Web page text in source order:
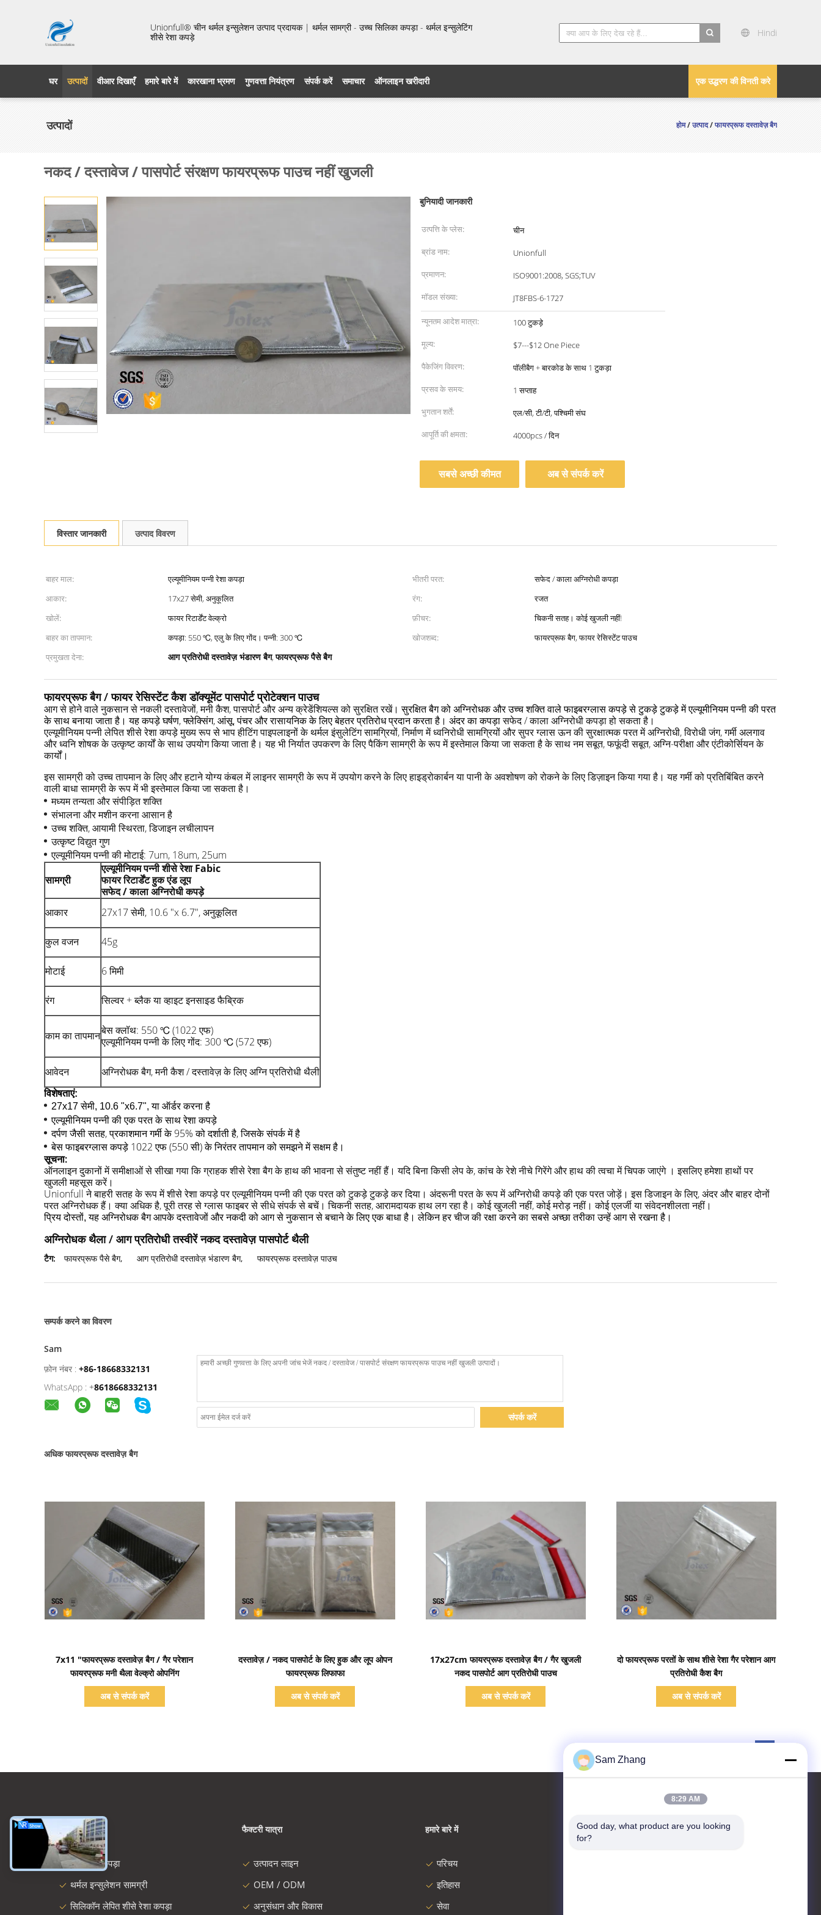
Unionfull® चीन थर्मल इन्सुलेशन उत्पाद प्रदायक | थर्मल सामग्री - उच्च सिलिका कपड़ा - थर्मल इन्सुलेटिंग
शीसे रेशा कपड़े
Hindi
एक उद्धरण की विनती करे
घर उत्पादों वीआर दिखाएँ हमारे बारे में कारखाना भ्रमण गुणवत्ता नियंत्रण संपर्क करें समाचार ऑनलाइन खरीदारी
उत्पादों होम/उत्पाद/फायरप्रूफ दस्तावेज़ बैग
नकद / दस्तावेज / पासपोर्ट संरक्षण फायरप्रूफ पाउच नहीं खुजली
बुनियादी जानकारी
उत्पत्ति के प्लेस:
चीन
ब्रांड नाम:
Unionfull
प्रमाणन:
ISO9001:2008, SGS;TUV
मॉडल संख्या:
JT8FBS-6-1727
न्यूनतम आदेश मात्रा:
100 टुकड़े
मूल्य:
$7---$12 One Piece
पैकेजिंग विवरण:
पॉलीबैग + बारकोड के साथ 1 टुकड़ा
प्रसव के समय:
1 सप्ताह
भुगतान शर्तें:
एल/सी, टी/टी, पश्चिमी संघ
आपूर्ति की क्षमता:
4000pcs / दिन
सबसे अच्छी कीमत अब से संपर्क करें
विस्तार जानकारी उत्पाद विवरण
बाहर माल: एल्यूमीनियम पन्नी रेशा कपड़ा भीतरी परत:
सफेद / काला अग्निरोधी कपड़ा
आकार:
17x27 सेमी, अनुकूलित रंग:
रजत
खोलें:
फायर रिटार्डेंट वेल्क्रो फ़ीचर:
चिकनी सतह। कोई खुजली नहीं!
बाहर का तापमान:
कपड़ा: 550 ℃, एलु के लिए गोंद। पन्नी: 300 ℃ खोजशब्द:
फायरप्रूफ बैग, फायर रेसिस्टेंट पाउच
प्रमुखता देना:
आग प्रतिरोधी दस्तावेज़ भंडारण बैग,फायरप्रूफ पैसे बैग
फायरप्रूफ बैग / फायर रेसिस्टेंट कैश डॉक्यूमेंट पासपोर्ट प्रोटेक्शन पाउच
आग से होने वाले नुकसान से नकली दस्तावेजों, मनी कैश, पासपोर्ट और अन्य क्रेडेंशियल्स को सुरक्षित रखें। सुरक्षित बैग को अग्निरोधक और उच्च शक्ति वाले फाइबरग्लास कपड़े से टुकड़े टुकड़े में एल्यूमीनियम पन्नी की परत
के साथ बनाया जाता है। यह कपड़े घर्षण, फ्लेक्सिंग, आंसू, पंचर और रासायनिक के लिए बेहतर प्रतिरोध प्रदान करता है। अंदर का कपड़ासफेद / काला अग्निरोधी कपड़ा हो सकता है।
एल्यूमीनियम पन्नी लेपित शीसे रेशा कपड़े मुख्य रूप से भाप हीटिंग पाइपलाइनों के थर्मल इंसुलेटिंग सामग्रियों, निर्माण में ध्वनिरोधी सामग्रियों और सुपर ग्लास ऊन की सुरक्षात्मक परत में अग्निरोधी, विरोधी जंग, गर्मी अलगाव
और ध्वनि शोषक के उत्कृष्ट कार्यों के साथ उपयोग किया जाता है। यह भी निर्यात उपकरण के लिए पैकिंग सामग्री के रूप में इस्तेमाल किया जा सकता है के साथ नम सबूत, फफूंदी सबूत, अग्नि-परीक्षा और एंटीकोर्सियन के
कार्यों।
इस सामग्री को उच्च तापमान के लिए और हटाने योग्य कंबल में लाइनर सामग्री के रूप में उपयोग करने के लिए हाइड्रोकार्बन या पानी के अवशोषण को रोकने के लिए डिज़ाइन किया गया है। यह गर्मी को प्रतिबिंबित करने
वाली बाधा सामग्री के रूप में भी इस्तेमाल किया जा सकता है।
मध्यम तन्यता और संपीड़ित शक्ति
संभालना और मशीन करना आसान है
उच्च शक्ति, आयामी स्थिरता, डिजाइन लचीलापन
उत्कृष्ट विद्युत गुण
एल्यूमीनियम पन्नी की मोटाई: 7um, 18um, 25um
सामग्री
एल्यूमीनियम पन्नी शीसे रेशा Fabic
फायर रिटार्डेंट हुक एंड लूप
सफेद / काला अग्निरोधी कपड़े
आकार
27x17 सेमी, 10.6 "x 6.7", अनुकूलित
कुल वजन 45g
मोटाई 6 मिमी
रंग सिल्वर + ब्लैक या व्हाइट इनसाइड फैब्रिक
काम का तापमानबेस क्लॉथ: 550 ℃ (1022 एफ)
एल्यूमीनियम पन्नी के लिए गोंद: 300 ℃ (572 एफ)
आवेदन अग्निरोधक बैग, मनी कैश / दस्तावेज़ के लिए अग्नि प्रतिरोधी थैली
विशेषताएं:
27x17 सेमी, 10.6 "x6.7", या ऑर्डर करना है
एल्यूमीनियम पन्नी की एक परत के साथ रेशा कपड़े
दर्पण जैसी सतह, प्रकाशमान गर्मी के 95% को दर्शाती है, जिसके संपर्क में है
बेस फाइबरग्लास कपड़े 1022 एफ (550 सी) केनिरंतर तापमान कोसमझनेमें सक्षम है।
सूचना:
ऑनलाइन दुकानों में समीक्षाओं से सीखा गया कि ग्राहक शीसे रेशा बैग के हाथ की भावना से संतुष्ट नहीं हैं। यदि बिना किसी लेप के, कांच के रेशे नीचेगिरेंगे और हाथ की त्वचा में चिपकजाएंगे । इसलिए हमेशा हाथों पर
खुजली महसूस करें।
Unionfull ने बाहरी सतह के रूप में शीसे रेशा कपड़े पर एल्यूमीनियम पन्नी की एक परत को टुकड़े टुकड़े कर दिया। अंदरूनी परत के रूप में अग्निरोधी कपड़े की एक परत जोड़ें। इस डिजाइन के लिए, अंदर और बाहर दोनों
परत अग्निरोधक हैं। क्या अधिक है, पूरी तरह से ग्लास फाइबर से सीधे संपर्क से बचें। चिकनी सतह, आरामदायक हाथ लग रहा है। कोई खुजली नहीं, कोई मरोड़ नहीं। कोई एलर्जी या संवेदनशीलता नहीं।
प्रिय दोस्तों, यह अग्निरोधक बैगआपके दस्तावेजों और नकदी को आग से नुकसान से बचाने के लिएएकबाधा है। लेकिन हर चीज की रक्षा करने का सबसे अच्छा तरीका उन्हें आग से रखना है।
अग्निरोधक थैला / आग प्रतिरोधी तस्वीरें नकद दस्तावेज़ पासपोर्ट थैली
टैग: फायरप्रूफ पैसे बैग, आग प्रतिरोधी दस्तावेज़ भंडारण बैग, फायरप्रूफ दस्तावेज़ पाउच
सम्पर्क करने का विवरण
Sam
फ़ोन नंबर : +86-18668332131
WhatsApp : +8618668332131
संपर्क करें
अधिक फायरप्रूफ दस्तावेज़ बैग
प्रदर्शन का विवरण
7x11 "फायरप्रूफ दस्तावेज़ बैग / गैर परेशान
फायरप्रूफ मनी थैला वेल्क्रो ओपनिंग
अब से संपर्क करें
प्रदर्शन का विवरण
दस्तावेज़ / नकद पासपोर्ट के लिए हुक और लूप ओपन
फायरप्रूफ लिफाफा
अब से संपर्क करें
प्रदर्शन का विवरण
17x27cm फायरप्रूफ दस्तावेज़ बैग / गैर खुजली
नकद पासपोर्ट आग प्रतिरोधी पाउच
अब से संपर्क करें
प्रदर्शन का विवरण
दो फायरप्रूफ परतों के साथ शीसे रेशा गैर परेशान आग
प्रतिरोधी कैश बैग
अब से संपर्क करें
श्रेणियाँ
शीसे रेशा कपड़ा
थर्मल इन्सुलेशन सामग्री
सिलिकॉन लेपित शीसे रेशा कपड़ा
फैक्टरी यात्रा
उत्पादन लाइन
OEM / ODM
अनुसंधान और विकास
हमारे बारे में
परिचय
इतिहास
सेवा
हमसे संपर्क करें
Sam Zhang
8:29 AM
Good day, what product are you looking
for?